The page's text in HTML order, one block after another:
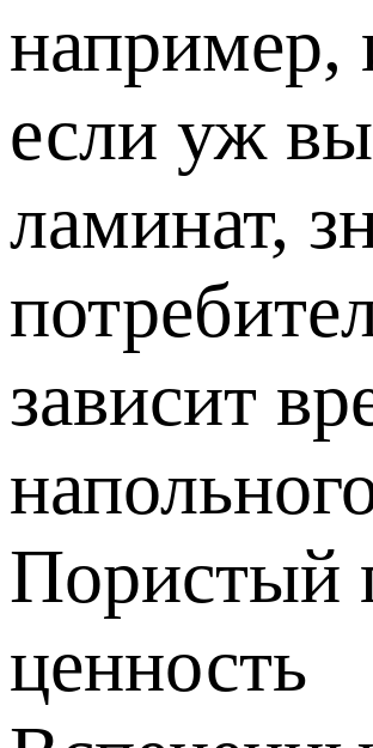
например,
если уж
ламинат,
зависит
Пористый
ценность